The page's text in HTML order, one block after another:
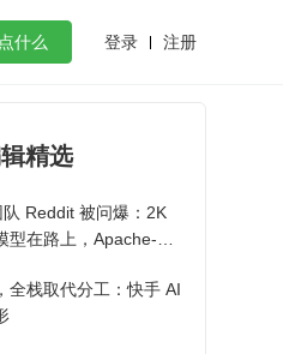
什么 登录 注册
flutter精选
Reddit 被问爆：2K
型在路上，Apache-2.0
全栈取代分工：快手 AI